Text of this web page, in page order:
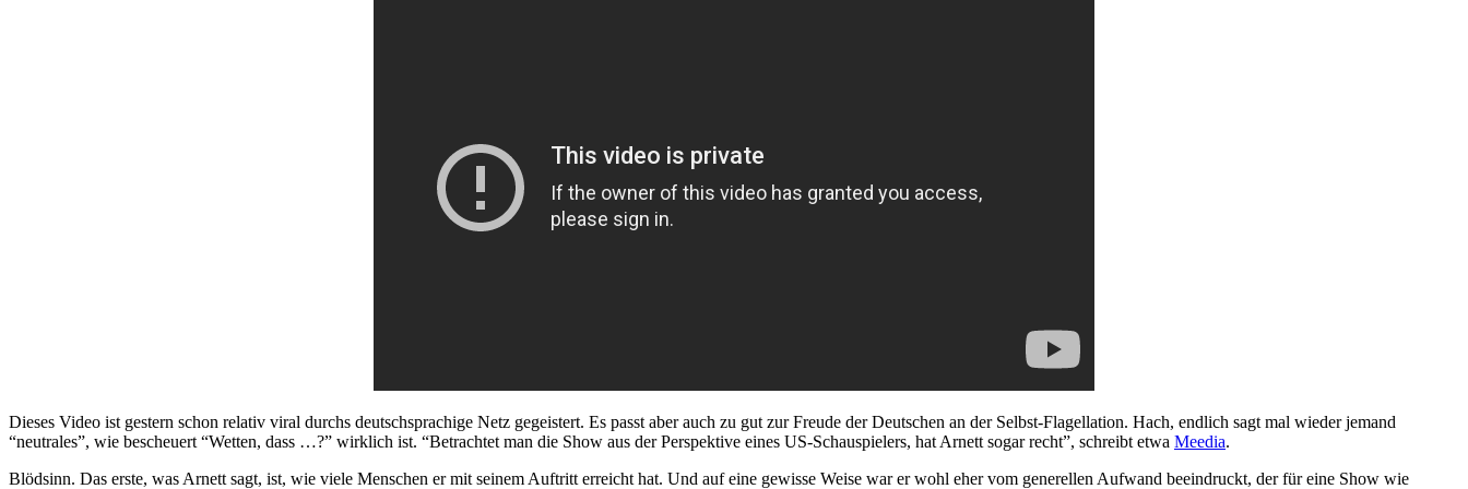
Dieses Video ist gestern schon relativ viral durchs deutschsprachige Netz gegeistert. Es passt aber auch zu gut zur Freude der Deutschen an der Selbst-Flagellation. Hach, endlich sagt mal wieder jemand
“neutrales”, wie bescheuert “Wetten, dass …?” wirklich ist. “Betrachtet man die Show aus der Perspektive eines US-Schauspielers, hat Arnett sogar recht”, schreibt etwa Meedia.
Blödsinn. Das erste, was Arnett sagt, ist, wie viele Menschen er mit seinem Auftritt erreicht hat. Und auf eine gewisse Weise war er wohl eher vom generellen Aufwand beeindruckt, der für eine Show wie